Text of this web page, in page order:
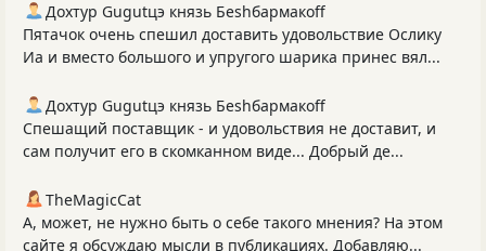
Дохтур Gugutцэ князь Беshбармакоff
Пятачок очень спешил доставить удовольствие Ослику
Иа и вместо большого и упругого шарика принес вял...
Дохтур Gugutцэ князь Беshбармакоff
Спешащий поставщик - и удовольствия не доставит, и
сам получит его в скомканном виде... Добрый де...
TheMagicCat
А, может, не нужно быть о себе такого мнения? На этом
сайте я обсуждаю мысли в публикациях. Добавляю...